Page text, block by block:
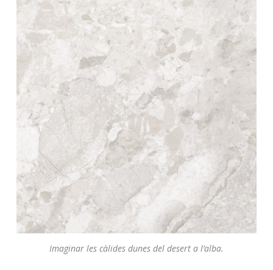
Imaginar les càlides dunes del desert a l’alba.